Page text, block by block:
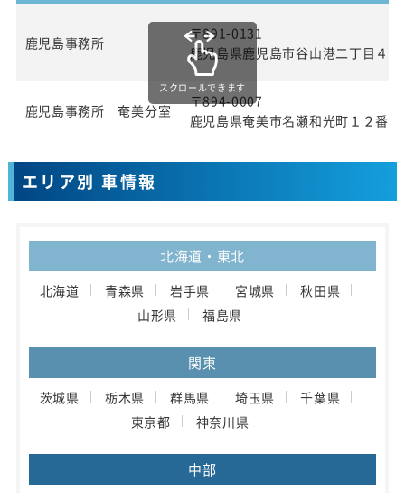
鹿児島事務所
〒891-0131
鹿児島県鹿児島市谷山港二丁目４
鹿児島事務所 奄美分室
〒894-0007
鹿児島県奄美市名瀬和光町１２番
スクロールできます
エリア別 車情報
北海道・東北
北海道 青森県 岩手県 宮城県
秋田県
山形県
福島県
関東
茨城県 栃木県 群馬県 埼玉県
千葉県
東京都
神奈川県
中部